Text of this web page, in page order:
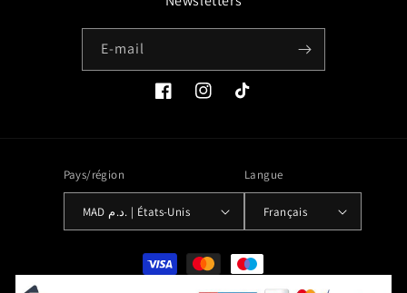
E-mail
FacebookInstagramTikTok
Pays/région
MAD د.م. | États-Unis
Langue
Français
Moyens
de